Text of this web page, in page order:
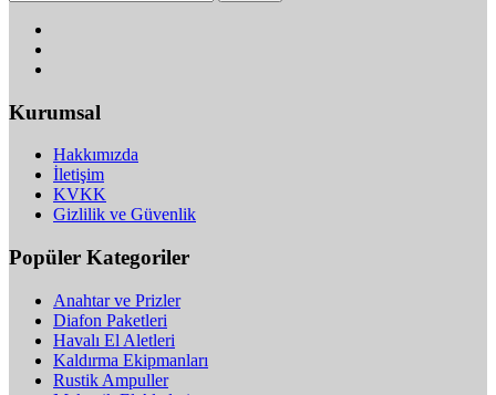
Kurumsal
Hakkımızda
İletişim
KVKK
Gizlilik ve Güvenlik
Popüler Kategoriler
Anahtar ve Prizler
Diafon Paketleri
Havalı El Aletleri
Kaldırma Ekipmanları
Rustik Ampuller